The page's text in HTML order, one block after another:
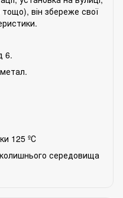
він збереже свої
6.
125 ºС
середовища